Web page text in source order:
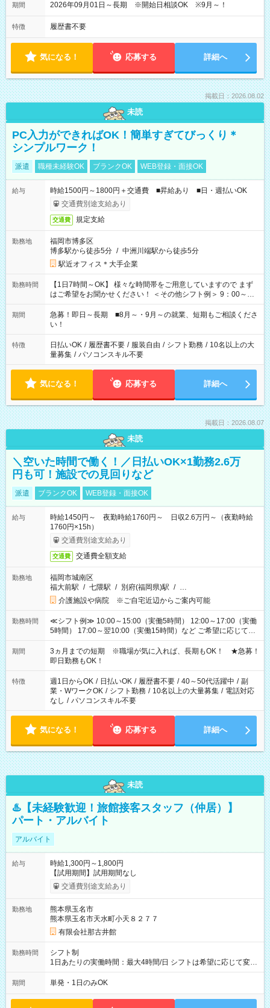
期間 2026年09月01日～長期 ※開始日相談OK ※9月～！
特徴 履歴書不要
気になる！ 応募する 詳細へ
掲載日：2026.08.02
未読
PC入力ができればOK！簡単すぎてびっくり＊
シンプルワーク！
派遣 職種未経験OK ブランクOK WEB登録・面接OK
給与
時給1500円～1800円＋交通費 ■昇給あり ■日・週払いOK
交通費別途支給あり
交通費 規定支給
勤務地
福岡市博多区
博多駅から徒歩5分 / 中洲川端駅から徒歩5分
駅近オフィス＊大手企業
勤務時間
【1日7時間～OK】 様々な時間帯をご用意していますので まず
はご希望をお聞かせください！ ＜その他シフト例＞ 9：00～
17：00 11：00～20：00 などなど！その他のお時間もOKで
す！
期間
急募！即日～長期 ■8月～・9月～の就業、短期もご相談くださ
い！
特徴 日払いOK / 履歴書不要 / 服装自由 / シフト勤務 / 10名以上の大
量募集 / パソコンスキル不要
気になる！ 応募する 詳細へ
掲載日：2026.08.07
未読
＼空いた時間で働く！／日払いOK×1勤務2.6万
円も可！施設での見回りなど
派遣 ブランクOK WEB登録・面接OK
給与
時給1450円～ 夜勤時給1760円～ 日収2.6万円～（夜勤時給
1760円×15h）
交通費別途支給あり
交通費 交通費全額支給
勤務地
福岡市城南区
福大前駅 / 七隈駅 / 別府(福岡県)駅 / …
介護施設や病院 ※ご自宅近辺からご案内可能
勤務時間
≪シフト例≫ 10:00～15:00（実働5時間） 12:00～17:00（実働
5時間） 17:00～翌10:00（実働15時間）など ご希望に応じて、
働く時間は調整できます！ お気軽に担当へ相談ください！
期間
3ヵ月までの短期 ※職場が気に入れば、長期もOK！ ★急募！
即日勤務もOK！
特徴 週1日からOK / 日払いOK / 履歴書不要 / 40～50代活躍中 / 副
業・WワークOK / シフト勤務 / 10名以上の大量募集 / 電話対応
なし / パソコンスキル不要
気になる！ 応募する 詳細へ
未読
♨️【未経験歓迎！旅館接客スタッフ（仲居）】
パート・アルバイト
アルバイト
給与
時給1,300円～1,800円
【試用期間】試用期間なし
交通費別途支給あり
勤務地
熊本県玉名市
熊本県玉名市天水町小天８２７７
有限会社那古井館
勤務時間
シフト制
1日あたりの実働時間：最大4時間/日 シフトは希望に応じて変更
します。
期間 単発・1日のみOK